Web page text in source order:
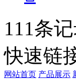
111条
快速链
网站首页 产品展示